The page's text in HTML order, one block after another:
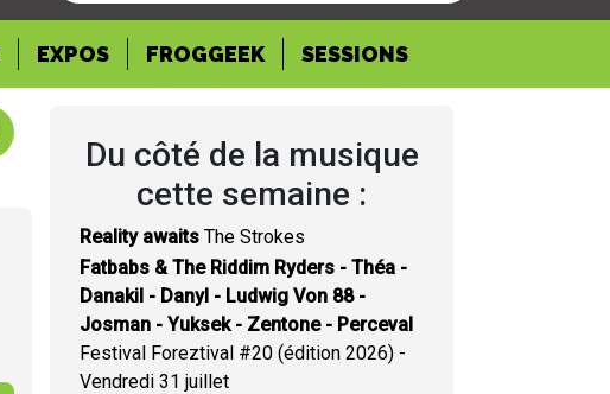
EXPOS FROGGEEK SESSIONS
Du côté de la musique
cette semaine :
Reality awaits The Strokes
Fatbabs & The Riddim Ryders - Théa -
Danakil - Danyl - Ludwig Von 88 -
Josman - Yuksek - Zentone - Perceval
Festival Foreztival #20 (édition 2026) -
Vendredi 31 juillet